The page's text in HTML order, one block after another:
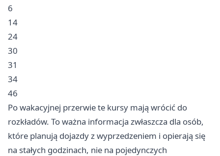
6
14
24
30
31
34
46
Po wakacyjnej przerwie te kursy mają wrócić do
rozkładów. To ważna informacja zwłaszcza dla osób,
które planują dojazdy z wyprzedzeniem i opierają się
na stałych godzinach, nie na pojedynczych